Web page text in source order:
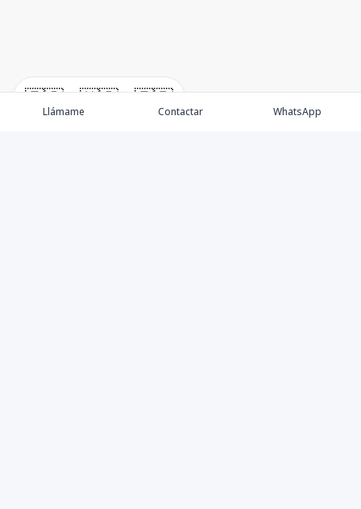
🇪🇸 🇺🇸 🇫🇷
Llámame Contactar WhatsApp